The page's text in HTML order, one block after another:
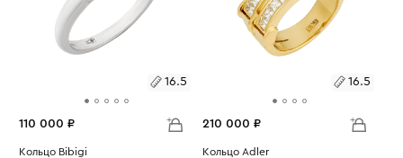
16.5
110 000 ₽
Размеры:
Кольцо Bibigi
16.5
210 000 ₽
Размеры:
Кольцо Adler